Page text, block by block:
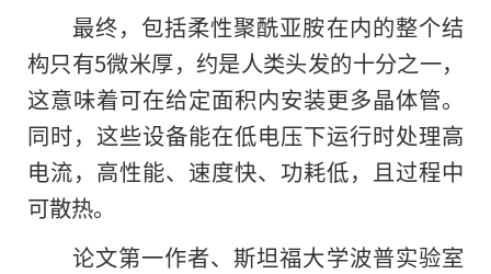
最终，包括柔性聚酰亚胺在内的整个结
构只有5微米厚，约是人类头发的十分之一，
这意味着可在给定面积内安装更多晶体管。
同时，这些设备能在低电压下运行时处理高
电流，高性能、速度快、功耗低，且过程中
可散热。
论文第一作者、斯坦福大学波普实验室